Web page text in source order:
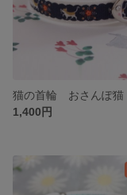
1,400円